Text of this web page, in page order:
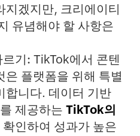
겠지만, 크리에이티
유념해야 할 사항은
르기: TikTok에서 콘텐
은 플랫폼을 위해 특별
합니다. 데이터 기반
제공하는 TikTok의
확인하여 성과가 높은